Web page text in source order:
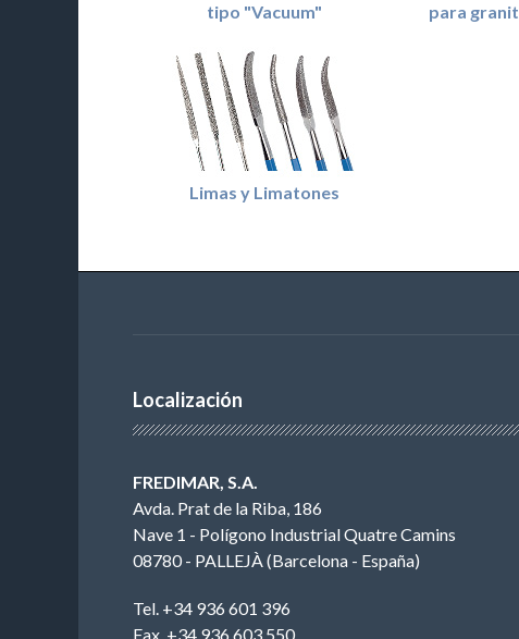
tipo "Vacuum"
para
Limas y Limatones
Localización
FREDIMAR, S.A.
Avda. Prat de la Riba, 186
Nave 1 - Polígono Industrial Quatre Camins
08780 - PALLEJÀ (Barcelona - España)
Tel. +34 936 601 396
Fax. +34 936 603 550